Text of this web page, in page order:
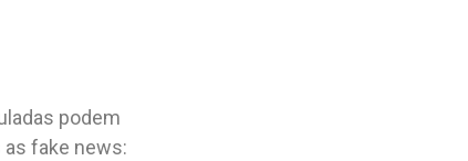
podem
fake news: